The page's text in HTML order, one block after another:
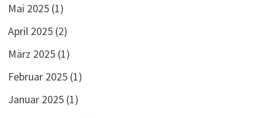
Mai 2025(1)
April 2025(2)
März 2025(1)
Februar 2025(1)
Januar 2025(1)